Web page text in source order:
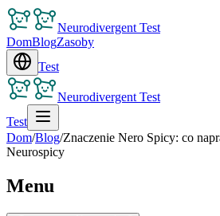
Neurodivergent Test
DomBlogZasoby
Test
Neurodivergent Test
Test
Dom/Blog/Znaczenie Nero Spicy: co
Neurospicy
Menu